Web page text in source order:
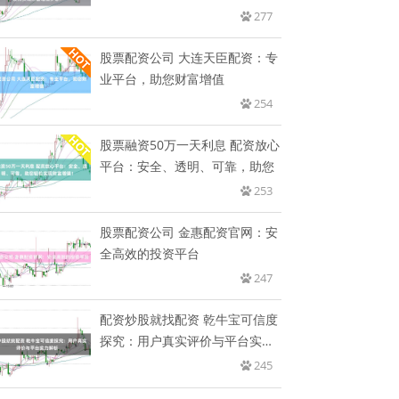
277
股票配资公司 大连天臣配资：专
业平台，助您财富增值
254
股票融资50万一天利息 配资放心
平台：安全、透明、可靠，助您
253
股票配资公司 金惠配资官网：安
全高效的投资平台
247
配资炒股就找配资 乾牛宝可信度
探究：用户真实评价与平台实力
245